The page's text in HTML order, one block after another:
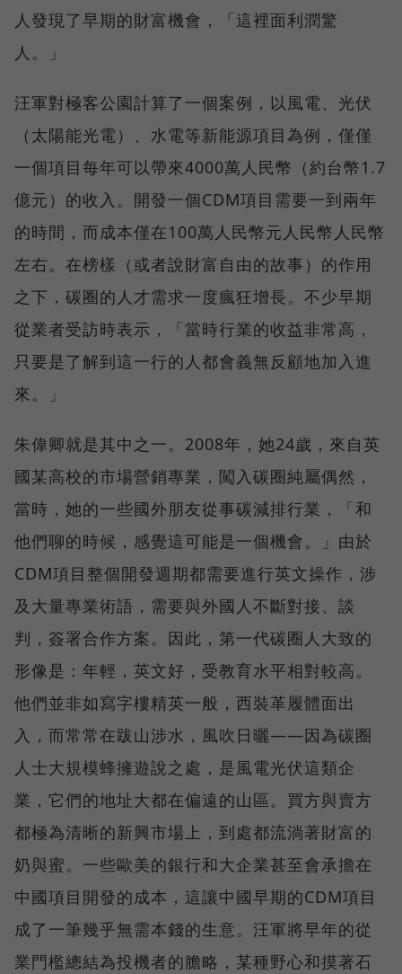
人發現了早期的財富機會，「這裡面利潤驚
人。」
汪軍對極客公園計算了一個案例，以風電、光伏
（太陽能光電）、水電等新能源項目為例，僅僅
一個項目每年可以帶來4000萬人民幣（約台幣1.7
億元）的收入。開發一個CDM項目需要一到兩年
的時間，而成本僅在100萬人民幣元人民幣人民幣
左右。在榜樣（或者說財富自由的故事）的作用
之下，碳圈的人才需求一度瘋狂增長。不少早期
從業者受訪時表示，「當時行業的收益非常高，
只要是了解到這一行的人都會義無反顧地加入進
來。」
朱偉卿就是其中之一。2008年，她24歲，來自英
國某高校的市場營銷專業，闖入碳圈純屬偶然，
當時，她的一些國外朋友從事碳減排行業，「和
他們聊的時候，感覺這可能是一個機會。」由於
CDM項目整個開發週期都需要進行英文操作，涉
及大量專業術語，需要與外國人不斷對接、談
判，簽署合作方案。因此，第一代碳圈人大致的
形像是：年輕，英文好，受教育水平相對較高。
他們並非如寫字樓精英一般，西裝革履體面出
入，而常常在跋山涉水，風吹日曬——因為碳圈
人士大規模蜂擁遊說之處，是風電光伏這類企
業，它們的地址大都在偏遠的山區。買方與賣方
都極為清晰的新興市場上，到處都流淌著財富的
奶與蜜。一些歐美的銀行和大企業甚至會承擔在
中國項目開發的成本，這讓中國早期的CDM項目
成了一筆幾乎無需本錢的生意。汪軍將早年的從
業門檻總結為投機者的膽略，某種野心和摸著石